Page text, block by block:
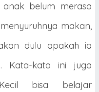
anak belum merasa
makan,
dulu apakah ia
Kata-kata ini juga
bisa belajar